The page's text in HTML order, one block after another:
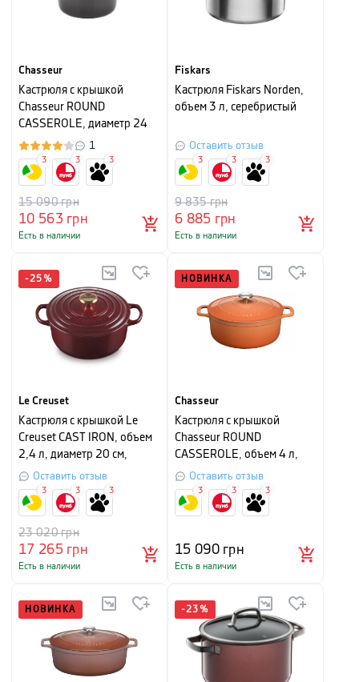
Chasseur
Кастрюля с крышкой
Chasseur ROUND
CASSEROLE, диаметр 24
см, объем 4 л, серебристо-
черный
1
10 563 грн
15 090грн
Есть в наличии
3 3 3
Fiskars
Кастрюля Fiskars Norden,
объем 3 л, серебристый
Оставить отзыв
6 885 грн
9 835грн
Есть в наличии
3 3 3
-25 %
Le Creuset
Кастрюля с крышкой Le
Creuset CAST IRON, объем
2,4 л, диаметр 20 см,
гранат
Оставить отзыв
17 265грн
23 020грн
Есть в наличии
3 3 3
НОВИНКА
Chasseur
Кастрюля с крышкой
Chasseur ROUND
CASSEROLE, объем 4 л,
диаметр 24 см,
мандариновый
Оставить отзыв
15 090грн
Есть в наличии
3 3 3
НОВИНКА -23 %